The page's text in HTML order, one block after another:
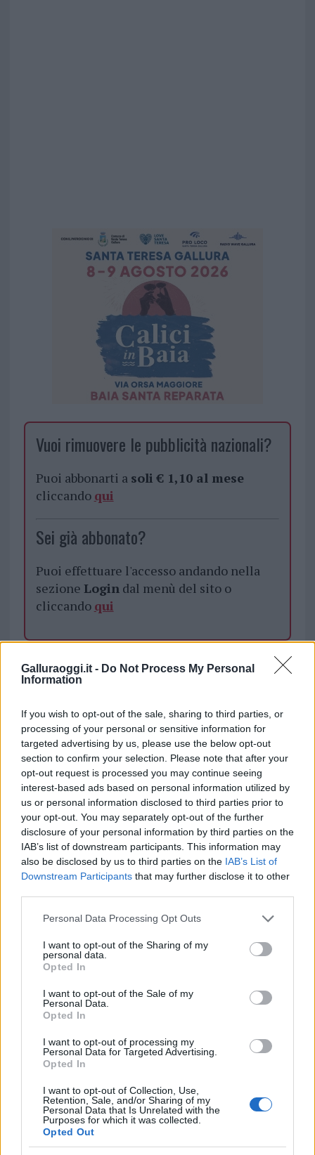
Galluraoggi.it - Do Not Process My Personal
Information
If you wish to opt-out of the sale, sharing to third parties, or
processing of your personal or sensitive information for
targeted advertising by us, please use the below opt-out
section to confirm your selection. Please note that after your
opt-out request is processed you may continue seeing
interest-based ads based on personal information utilized by
us or personal information disclosed to third parties prior to
your opt-out. You may separately opt-out of the further
disclosure of your personal information by third parties on the
IAB’s list of downstream participants. This information may
also be disclosed by us to third parties on the IAB’s List of
Downstream Participants that may further disclose it to other
Please note that this website/app uses one or more Google
not limited to your visit or usage behaviour. You may click to
grant or deny consent to Google and its third-party tags to
use your data for below specified purposes in below Google
consent section.
Personal Data Processing Opt Outs
I want to opt-out of the Sharing of my
personal data.
Opted In
I want to opt-out of the Sale of my
Personal Data.
Opted In
I want to opt-out of processing my
Personal Data for Targeted Advertising.
Opted In
I want to opt-out of Collection, Use,
Retention, Sale, and/or Sharing of my
Personal Data that Is Unrelated with the
Purposes for which it was collected.
Opted Out
Vuoi rimuovere le pubblicità nazionali?
Puoi abbonarti a soli € 1,10 al mese
cliccando qui
Sei già abbonato?
Puoi effettuare l'accesso andando nella
sezione Logindal menù del sito o
cliccando qui
Entra nel canale telegram di
GalluraOggi.it
Inviaci le tue segnalazioni,
i tuoi video e le tue foto
Su WhatsApp al numero +39
345 356 7512
Condividi l'articolo
F
a
ce
b
o
T
it
te
r
Pi
te
re
st
W
at
s
A
S
a
re
Articolo precedente
Prossimo articolo